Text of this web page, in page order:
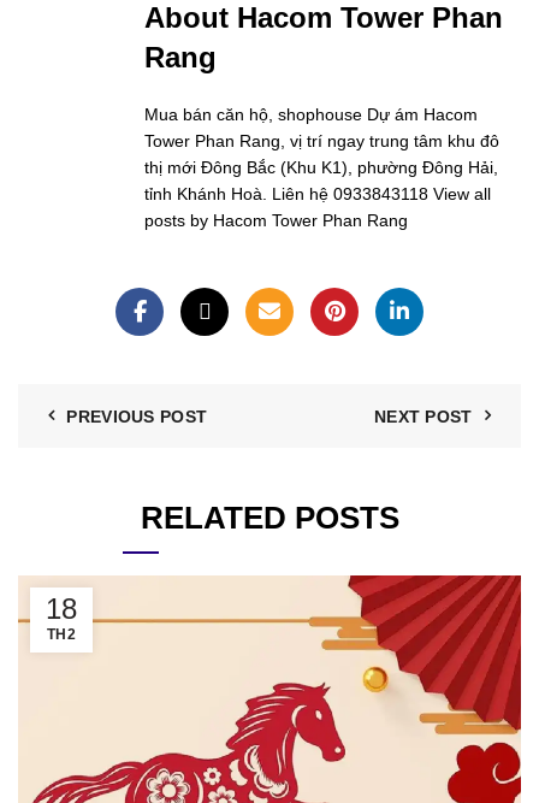
About Hacom Tower Phan
Rang
Mua bán căn hộ, shophouse Dự ám Hacom
Tower Phan Rang, vị trí ngay trung tâm khu đô
thị mới Đông Bắc (Khu K1), phường Đông Hải,
tỉnh Khánh Hoà. Liên hệ 0933843118 View all
posts by Hacom Tower Phan Rang
PREVIOUS POST NEXT POST
RELATED POSTS
18
TH2